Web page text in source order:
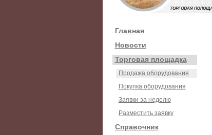
Главная
Новости
Торговая площадка
Продажа оборудования
Покупка оборудования
Заявки за неделю
Разместить заявку
Справочник